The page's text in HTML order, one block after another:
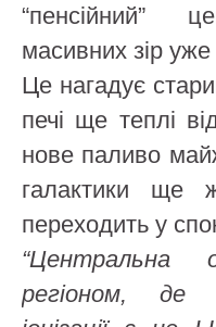
“пенсійний”
масивних зір
Це нагадує
печі ще теплі
нове паливо
галактики ще
переходить у
регіоном, де